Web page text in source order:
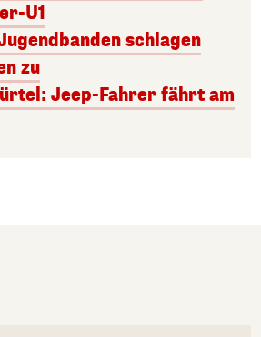
U1
schlagen
zu
Jeep-Fahrer fährt am